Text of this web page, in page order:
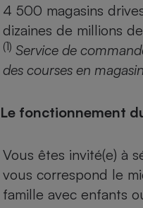
4 500 magasins
dizaines de millions
(1) Service de
des courses en
Le fonctionnement
Vous êtes invité(e) à
vous correspond le
famille avec enfants